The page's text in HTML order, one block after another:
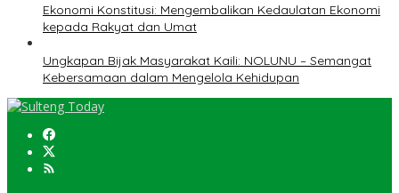
Ekonomi Konstitusi: Mengembalikan Kedaulatan Ekonomi
kepada Rakyat dan Umat
Ungkapan Bijak Masyarakat Kaili: NOLUNU – Semangat
Kebersamaan dalam Mengelola Kehidupan